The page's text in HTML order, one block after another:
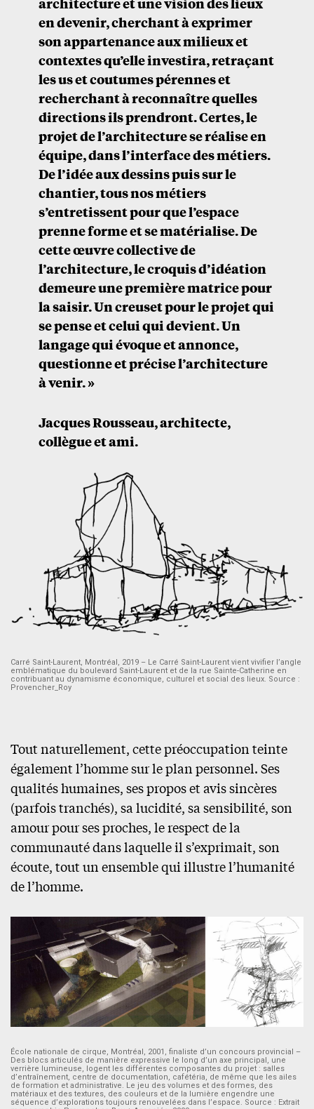
en devenir, cherchant à exprimer
son appartenance aux milieux et
contextes qu’elle investira, retraçant
les us et coutumes pérennes et
recherchant à reconnaître quelles
directions ils prendront. Certes, le
projet de l’architecture se réalise en
équipe, dans l’interface des métiers.
De l’idée aux dessins puis sur le
chantier, tous nos métiers
s’entretissent pour que l’espace
prenne forme et se matérialise. De
cette œuvre collective de
l’architecture, le croquis d’idéation
demeure une première matrice pour
la saisir. Un creuset pour le projet qui
se pense et celui qui devient. Un
langage qui évoque et annonce,
questionne et précise l’architecture
à venir. »
Jacques Rousseau, architecte,
collègue et ami.
Carré Saint-Laurent, Montréal, 2019 – Le Carré Saint-Laurent vient vivifier l’angle
emblématique du boulevard Saint-Laurent et de la rue Sainte-Catherine en
contribuant au dynamisme économique, culturel et social des lieux. Source :
Provencher_Roy
Tout naturellement, cette préoccupation teinte
également l’homme sur le plan personnel. Ses
qualités humaines, ses propos et avis sincères
(parfois tranchés), sa lucidité, sa sensibilité, son
amour pour ses proches, le respect de la
communauté dans laquelle il s’exprimait, son
écoute, tout un ensemble qui illustre l’humanité
de l’homme.
École nationale de cirque, Montréal, 2001, finaliste d’un concours provincial –
Des blocs articulés de manière expressive le long d’un axe principal, une
verrière lumineuse, logent les différentes composantes du projet : salles
d’entraînement, centre de documentation, cafétéria, de même que les ailes
de formation et administrative. Le jeu des volumes et des formes, des
matériaux et des textures, des couleurs et de la lumière engendre une
séquence d’explorations toujours renouvelées dans l’espace. Source : Extrait